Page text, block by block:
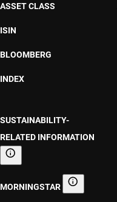
ASSET CLASS
ISIN
BLOOMBERG
INDEX
SUSTAINABILITY-
RELATED INFORMATION
Sustainability-related information
MORNINGSTAR Morningstar